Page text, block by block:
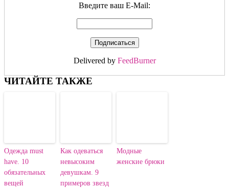
Введите ваш E-Mail:
Delivered by FeedBurner
ЧИТАЙТЕ ТАКЖЕ
Одежда must
have. 10
обязательных
вещей
Как одеваться
невысоким
девушкам. 9
примеров звезд
Модные
женские брюки